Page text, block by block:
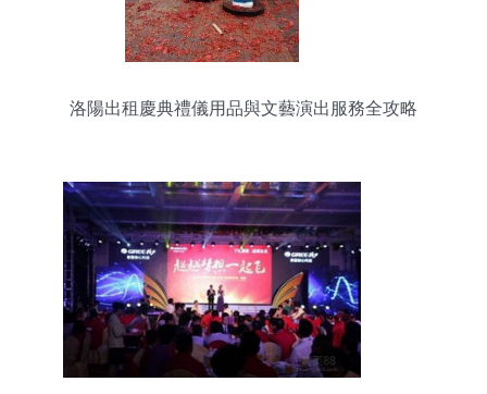
洛陽出租慶典禮儀用品與文藝演出服務全攻略